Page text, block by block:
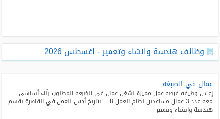
تصفح
الوظائف
وظائف
اليوم
وظائف
وظائف هندسة وانشاء وتعمير - اغسطس 2026
عمال في الصبغه
إعلان وظيفة فرصة عمل مميزة لشغل عمال في الضبعه المطلوب بنّاء أساسي
معه عدد 3 عمال مساعدين نظام العمل 8 ... بتاريخ أمس للعمل في القاهرة بقسم
هندسة وانشاء وتعمير